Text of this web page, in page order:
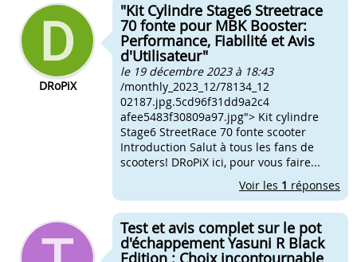
DRoPiX
"Kit Cylindre Stage6 Streetrace
70 fonte pour MBK Booster:
Performance, Fiabilité et Avis
d'Utilisateur"
le 19 décembre 2023 à 18:43
/monthly_2023_12/78134_12
02187.jpg.5cd96f31dd9a2c4
afee5483f30809a97.jpg"> Kit cylindre
Stage6 StreetRace 70 fonte scooter
Introduction Salut à tous les fans de
scooters! DRoPiX ici, pour vous faire...
Voir les 1 réponses
Test et avis complet sur le pot
d'échappement Yasuni R Black
Edition : Choix incontournable